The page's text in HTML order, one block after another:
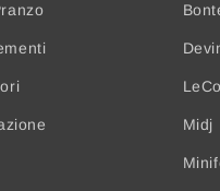
Midj